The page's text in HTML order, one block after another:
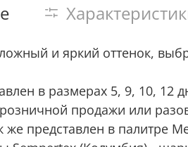
и яркий оттенок,
в размерах 5, 9, 10,
продажи или
же представлен в палитре